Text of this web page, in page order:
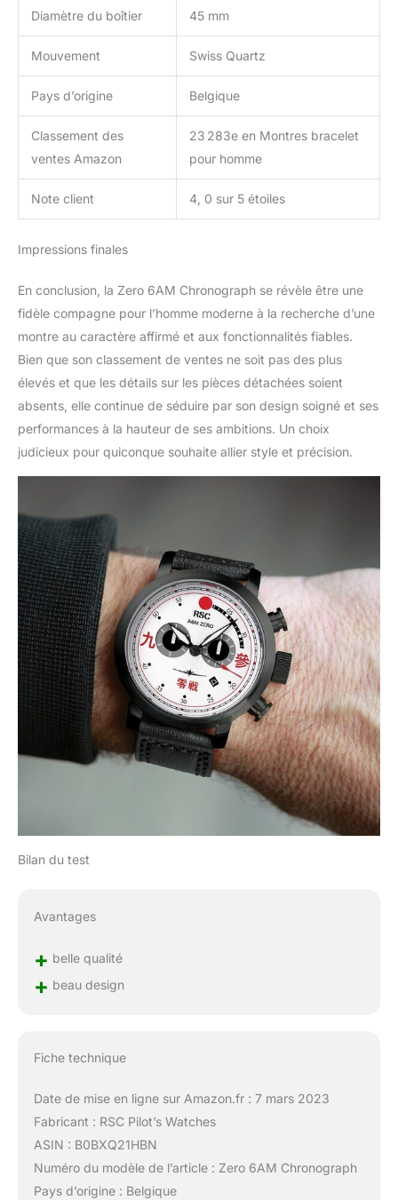
Diamètre du boîtier 45 mm
Mouvement Swiss Quartz
Pays d’origine Belgique
Classement des
ventes Amazon
23 283e en Montres bracelet
pour homme
Note client 4, 0 sur 5 étoiles
Impressions finales
En conclusion, la Zero 6AM Chronograph se révèle être une
fidèle compagne pour l’homme moderne à la recherche d’une
montre au caractère affirmé et aux fonctionnalités fiables.
Bien que son classement de ventes ne soit pas des plus
élevés et que les détails sur les pièces détachées soient
absents, elle continue de séduire par son design soigné et ses
performances à la hauteur de ses ambitions. Un choix
judicieux pour quiconque souhaite allier style et précision.
Bilan du test
Avantages
+ belle qualité
+ beau design
Fiche technique
Date de mise en ligne sur Amazon.fr : 7 mars 2023
Fabricant : RSC Pilot’s Watches
ASIN : B0BXQ21HBN
Numéro du modèle de l’article : Zero 6AM Chronograph
Pays d’origine : Belgique